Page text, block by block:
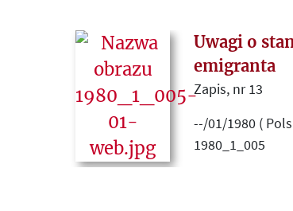
Bronisława
„Wileński
(Paryż 1979
Uwagi o
emigranta
Zapis, nr 13
--/01/1980 (
1980_1_005